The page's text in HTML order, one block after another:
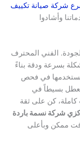
شركة صيانة تكييف
وأشادوا
الفني المحترف
بسرعة ودقة بناءً
يستخدمها في فحص
بسيطاً في
كاملة، كن على ثقة
شركة نسمة باردة
ممكن وبأعلى